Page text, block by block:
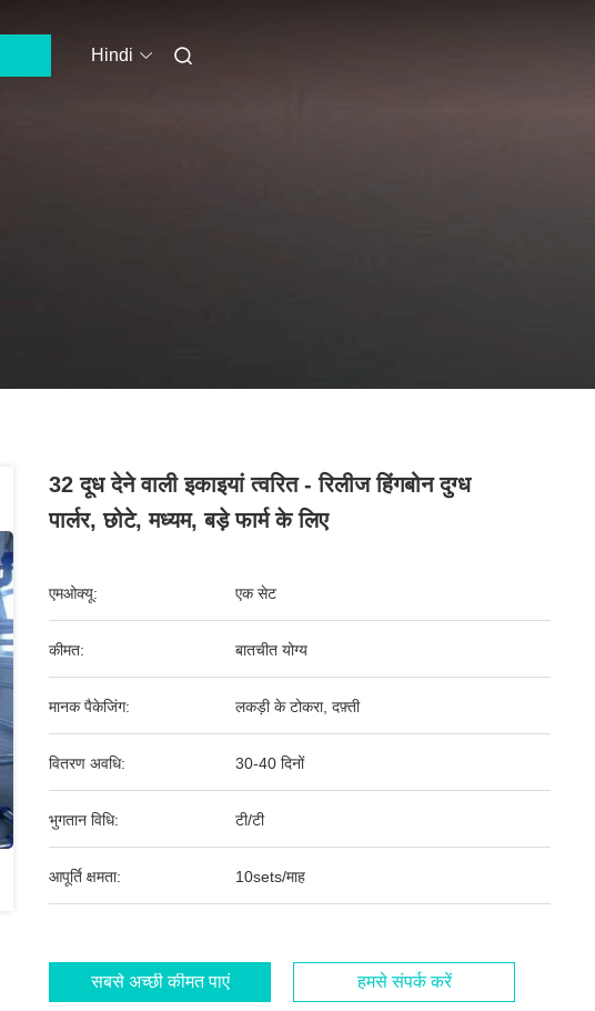
Hindi
32 दूध देने वाली इकाइयां त्वरित - रिलीज हिंगबोन दुग्ध
पार्लर, छोटे, मध्यम, बड़े फार्म के लिए
एमओक्यू: एक सेट
कीमत: बातचीत योग्य
मानक पैकेजिंग: लकड़ी के टोकरा, दफ़्ती
वितरण अवधि: 30-40 दिनों
भुगतान विधि: टी/टी
आपूर्ति क्षमता: 10sets/माह
सबसे अच्छी कीमत पाएं हमसे संपर्क करें